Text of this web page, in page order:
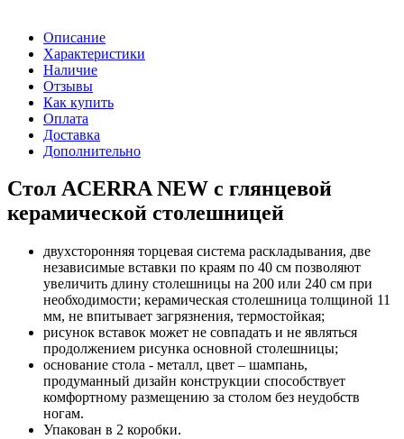
Описание
Характеристики
Наличие
Отзывы
Как купить
Оплата
Доставка
Дополнительно
Стол ACERRA NEW с глянцевой
керамической столешницей
двухсторонняя торцевая система раскладывания, две
независимые вставки по краям по 40 см позволяют
увеличить длину столешницы на 200 или 240 см при
необходимости; керамическая столешница толщиной 11
мм, не впитывает загрязнения, термостойкая;
рисунок вставок может не совпадать и не являться
продолжением рисунка основной столешницы;
основание стола - металл, цвет – шампань,
продуманный дизайн конструкции способствует
комфортному размещению за столом без неудобств
ногам.
Упакован в 2 коробки.